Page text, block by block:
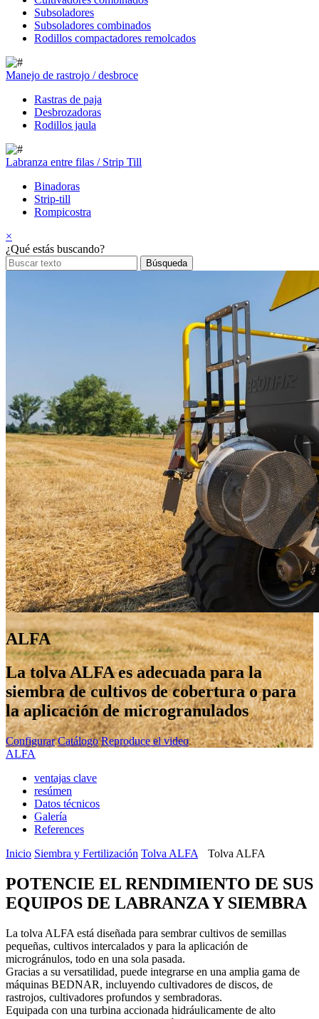
Subsoladores
Subsoladores combinados
Rodillos compactadores remolcados
Manejo de rastrojo / desbroce
Rastras de paja
Desbrozadoras
Rodillos jaula
Labranza entre filas / Strip Till
Binadoras
Strip-till
Rompicostra
×
¿Qué estás buscando?
ALFA
La tolva ALFA es adecuada para la
siembra de cultivos de cobertura o para
la aplicación de microgranulados
Configurar Catálogo Reproduce el video
ALFA
ventajas clave
resúmen
Datos técnicos
Galería
References
Inicio Siembra y Fertilización Tolva ALFA Tolva ALFA
POTENCIE EL RENDIMIENTO DE SUS
EQUIPOS DE LABRANZA Y SIEMBRA
La tolva ALFA está diseñada para sembrar cultivos de semillas
pequeñas, cultivos intercalados y para la aplicación de
microgránulos, todo en una sola pasada.
Gracias a su versatilidad, puede integrarse en una amplia gama de
máquinas BEDNAR, incluyendo cultivadores de discos, de
rastrojos, cultivadores profundos y sembradoras.
Equipada con una turbina accionada hidráulicamente de alto